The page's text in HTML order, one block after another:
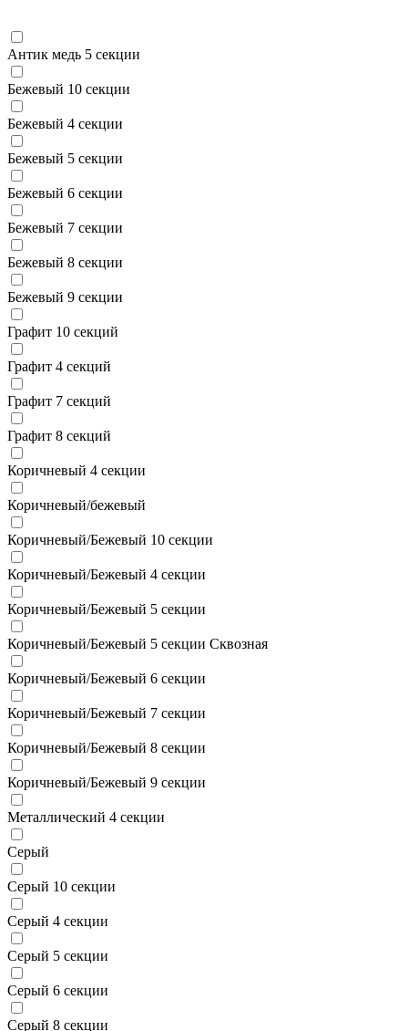
Антик медь 5 секции
Бежевый 10 секции
Бежевый 4 секции
Бежевый 5 секции
Бежевый 6 секции
Бежевый 7 секции
Бежевый 8 секции
Бежевый 9 секции
Графит 10 секций
Графит 4 секций
Графит 7 секций
Графит 8 секций
Коричневый 4 секции
Коричневый/бежевый
Коричневый/Бежевый 10 секции
Коричневый/Бежевый 4 секции
Коричневый/Бежевый 5 секции
Коричневый/Бежевый 5 секции Сквозная
Коричневый/Бежевый 6 секции
Коричневый/Бежевый 7 секции
Коричневый/Бежевый 8 секции
Коричневый/Бежевый 9 секции
Металлический 4 секции
Серый
Серый 10 секции
Серый 4 секции
Серый 5 секции
Серый 6 секции
Серый 8 секции